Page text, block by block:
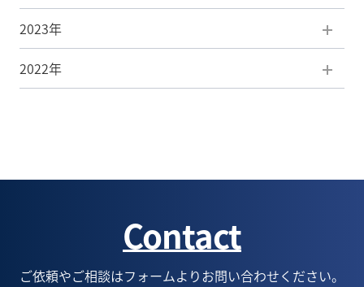
6月(5)
5月(5)
11月(7)
10月(5)
5月(9)
12月(3)
11月(4)
6月(6)
2023年
12月(3)
7月(6)
2022年
5月(1)
Contact
ご依頼やご相談はフォームよりお問い合わせください。